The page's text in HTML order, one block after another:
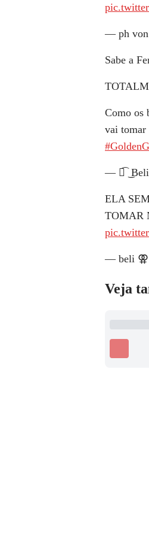
— ph von
Sabe a
Como os
vai tomar
— ꒰͡
ELA
TOMAR
— beli ⚢︎
Veja